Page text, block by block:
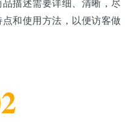
品描述需要详细、清晰，尽
和使用方法，以便访客做